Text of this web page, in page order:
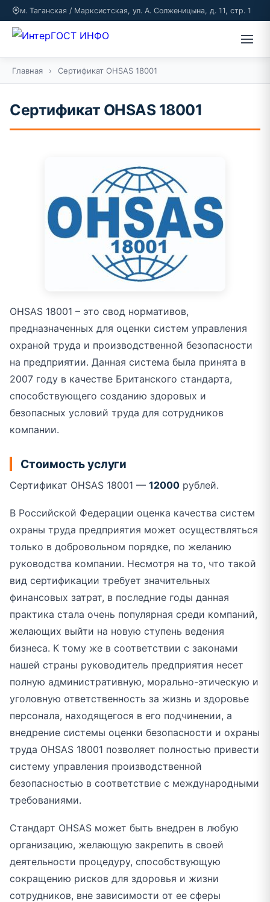
м. Таганская / Марксистская, ул. А. Солженицына, д. 11, стр. 1
Главная › Сертификат OHSAS 18001
Сертификат OHSAS 18001
OHSAS 18001 – это свод нормативов,
предназначенных для оценки систем управления
охраной труда и производственной безопасности
на предприятии. Данная система была принята в
2007 году в качестве Британского стандарта,
способствующего созданию здоровых и
безопасных условий труда для сотрудников
компании.
Стоимость услуги
Сертификат OHSAS 18001 — 12000 рублей.
В Российской Федерации оценка качества систем
охраны труда предприятия может осуществляться
только в добровольном порядке, по желанию
руководства компании. Несмотря на то, что такой
вид сертификации требует значительных
финансовых затрат, в последние годы данная
практика стала очень популярная среди компаний,
желающих выйти на новую ступень ведения
бизнеса. К тому же в соответствии с законами
нашей страны руководитель предприятия несет
полную административную, морально-этическую и
уголовную ответственность за жизнь и здоровье
персонала, находящегося в его подчинении, а
внедрение системы оценки безопасности и охраны
труда OHSAS 18001 позволяет полностью привести
систему управления производственной
безопасностью в соответствие с международными
требованиями.
Стандарт OHSAS может быть внедрен в любую
организацию, желающую закрепить в своей
деятельности процедуру, способствующую
сокращению рисков для здоровья и жизни
сотрудников, вне зависимости от ее сферы